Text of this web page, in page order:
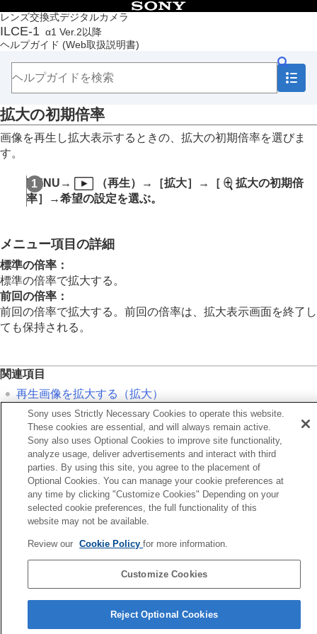
レンズ交換式デジタルカメラ
ILCE-1 α1 Ver.2以降
ヘルプガイド (Web取扱説明書)
目次
トップページ
ヘルプガイドの使いかた
本体と付属品を確認する
本機の基本操作
準備/基本的な撮影
MENU一覧から機能を探す
撮影機能を活用する
再生する
この章の目次
複数メディアの表示設定
再生画像を拡大する（拡大）
拡大の初期位置
記録画像を自動的に回転させる（ 記録画像の
回転表示
再生/モニタリング音量
スライドショーで再生する（
ー ）
インターバル連続再生
インターバル再生速度
画像の表示方法を変える
画像間をジャンプ移動する方法を設定する（画像
送り設定）
撮影した画像を保護する（プロテクト）
画像に情報を追加する
トリミング
動画から静止画を切り出す
スマートフォンでできること
拡大の初期倍率
画像を再生し拡大表示するときの、拡大の初期倍率を選びま
す。
MENU → （再生）→ ［拡大］ → ［
拡大の初期倍
率］
→希望の設定を選ぶ。
メニュー項目の詳細
標準の倍率 ：
標準の倍率で拡大する。
前回の倍率 ：
前回の倍率で拡大する。前回の倍率は、拡大表示画面を終了し
ても保持される。
関連項目
再生画像を拡大する（拡大）
拡大の初期位置
画像を拡大する（拡大）
次へ
拡大の初期
TP1001358496
ヘルプガイドをご覧ください。
言語選択ページへ
5-060-285-03(2)
Sony uses Strictly Necessary Cookies to operate this website.
These cookies are essential, and will always remain active.
Sony also uses Optional Cookies to improve site functionality,
analyze usage, deliver advertisements and interact with third
parties. By using this site, you agree to the placement of
Optional Cookies. You can manage your cookie preferences at
any time by clicking "Customize Cookies" Depending on your
selected cookie preferences, the full functionality of this
website may not be available.
Review our Cookie Policyfor more information.
Customize Cookies
Reject Optional Cookies